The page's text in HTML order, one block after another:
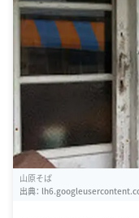
山原そば
出典：